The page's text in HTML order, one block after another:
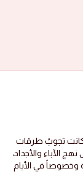
كانت تجوبُ طرقات
الآباء والأجداد،
وخصوصاً في الأيام